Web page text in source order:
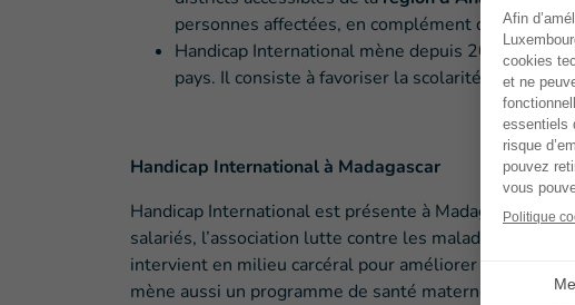
personnes affectées, en complément des
Handicap International mène depuis 2015 un
pays. Il consiste à favoriser la scolarité des
Handicap International à Madagascar
Handicap International est présente à Madagascar
salariés, l’association lutte contre les maladies
intervient en milieu carcéral pour améliorer les
mène aussi un programme de santé maternelle et